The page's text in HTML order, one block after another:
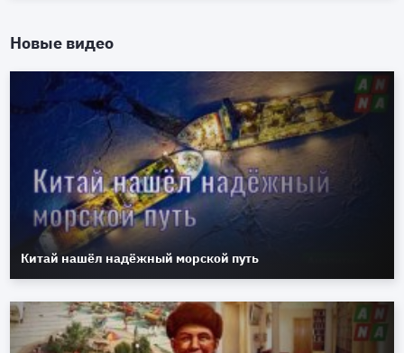
Новые видео
Китай нашёл надёжный морской путь